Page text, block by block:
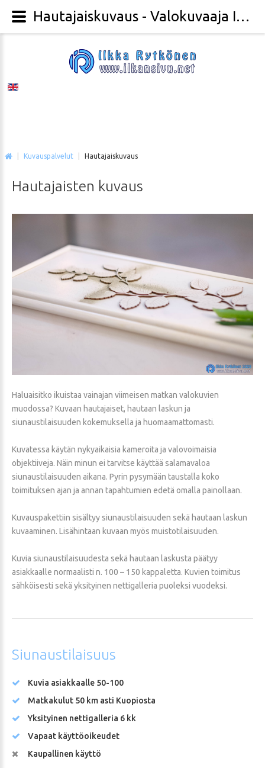
Kuvauspalvelut Hautajaiskuvaus
Hautajaisten kuvaus
Haluaisitko ikuistaa vainajan viimeisen matkan valokuvien
muodossa? Kuvaan hautajaiset, hautaan laskun ja
siunaustilaisuuden kokemuksella ja huomaamattomasti.
Kuvatessa käytän nykyaikaisia kameroita ja valovoimaisia
objektiiveja. Näin minun ei tarvitse käyttää salamavaloa
siunaustilaisuuden aikana. Pyrin pysymään taustalla koko
toimituksen ajan ja annan tapahtumien edetä omalla painollaan.
Kuvauspakettiin sisältyy siunaustilaisuuden sekä hautaan laskun
kuvaaminen. Lisähintaan kuvaan myös muistotilaisuuden.
Kuvia siunaustilaisuudesta sekä hautaan laskusta päätyy
asiakkaalle normaalisti n. 100 – 150 kappaletta. Kuvien toimitus
sähköisesti sekä yksityinen nettigalleria puoleksi vuodeksi.
Siunaustilaisuus
Kuvia asiakkaalle 50-100
Matkakulut 50 km asti Kuopiosta
Yksityinen nettigalleria 6 kk
Vapaat käyttöoikeudet
Kaupallinen käyttö
Hautajaiskuvaus - Valokuvaaja Ilkka Rytkönen